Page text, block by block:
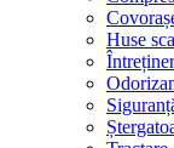
Huse